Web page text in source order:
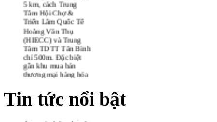
cách sân bay quốc tế
Tân Sơn Nhất 2 km
và cách trung tâm
thành phố / Chợ Lớn
5 km, cách Trung
Tâm Hội Chợ &
Triển Lãm Quốc Tế
Hoàng Văn Thụ
(HIECC) và Trung
chỉ 500m. Đặc biệt
gần khu mua bán
thương mại hàng hóa
Tin tức nổi bật
Valley mở bán đợt
cuối